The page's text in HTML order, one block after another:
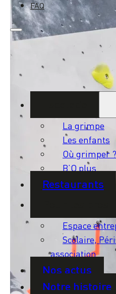
FAQ
La grimpe
Les enfants
Où grimper ?
B’O plus
Restaurants
Espace
Scolaire,
association
Nos actus
Notre histoire